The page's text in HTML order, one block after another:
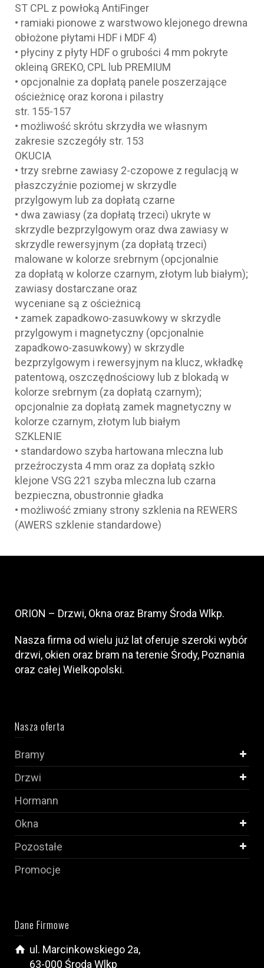
ST CPL z powłoką AntiFinger
• ramiaki pionowe z warstwowo klejonego drewna
obłożone płytami HDF i MDF 4)
• płyciny z płyty HDF o grubości 4 mm pokryte
okleiną GREKO, CPL lub PREMIUM
• opcjonalnie za dopłatą panele poszerzające
ościeżnicę oraz korona i pilastry
str. 155-157
• możliwość skrótu skrzydła we własnym
zakresie szczegóły str. 153
OKUCIA
• trzy srebrne zawiasy 2-czopowe z regulacją w
płaszczyźnie poziomej w skrzydle
przylgowym lub za dopłatą czarne
• dwa zawiasy (za dopłatą trzeci) ukryte w
skrzydle bezprzylgowym oraz dwa zawiasy w
skrzydle rewersyjnym (za dopłatą trzeci)
malowane w kolorze srebrnym (opcjonalnie
za dopłatą w kolorze czarnym, złotym lub białym);
zawiasy dostarczane oraz
wyceniane są z ościeżnicą
• zamek zapadkowo-zasuwkowy w skrzydle
przylgowym i magnetyczny (opcjonalnie
zapadkowo-zasuwkowy) w skrzydle
bezprzylgowym i rewersyjnym na klucz, wkładkę
patentową, oszczędnościowy lub z blokadą w
kolorze srebrnym (za dopłatą czarnym);
opcjonalnie za dopłatą zamek magnetyczny w
kolorze czarnym, złotym lub białym
SZKLENIE
• standardowo szyba hartowana mleczna lub
przeźroczysta 4 mm oraz za dopłatą szkło
klejone VSG 221 szyba mleczna lub czarna
bezpieczna, obustronnie gładka
• możliwość zmiany strony szklenia na REWERS
(AWERS szklenie standardowe)
ORION – Drzwi, Okna oraz Bramy Środa Wlkp.
Nasza firma od wielu już lat oferuje szeroki wybór
drzwi, okien oraz bram na terenie Środy, Poznania
oraz całej Wielkopolski.
Nasza oferta
Bramy
Drzwi
Hormann
Okna
Pozostałe
Promocje
Dane Firmowe
ul. Marcinkowskiego 2a,
63-000 Środa Wlkp